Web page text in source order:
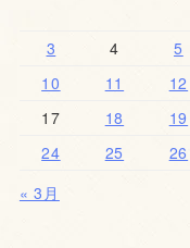
3
4 5
10
11 12
17
18 19
24
25 26
« 3月